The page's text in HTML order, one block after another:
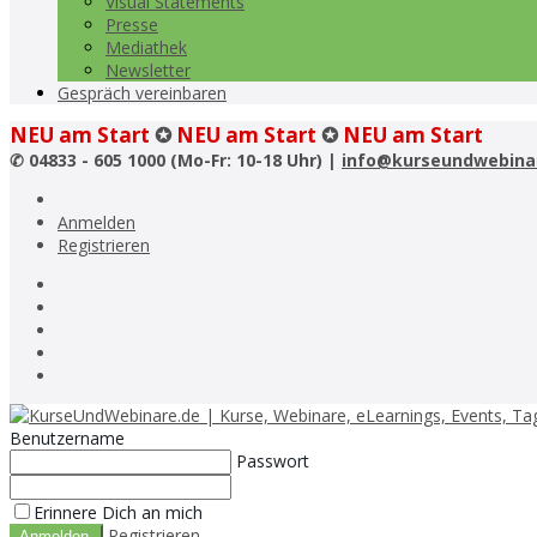
Presse
Mediathek
Newsletter
Gespräch vereinbaren
NEU am Start ✪ NEU am Start ✪ NEU am Start
✆ 04833 - 605 1000 (Mo-Fr: 10-18 Uhr) |
Anmelden
Registrieren
Benutzername
Passwort
Erinnere Dich an mich